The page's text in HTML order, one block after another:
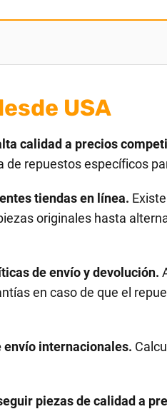
USA
calidad a precios
de repuestos específicos
tiendas en línea.
originales hasta
de envío y devolución.
en caso de que el
envío internacionales.
piezas de calidad a